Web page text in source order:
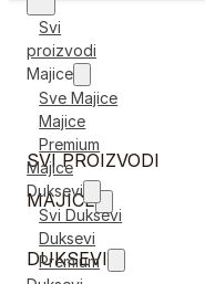
Svi
proizvodi
Majice
Sve Majice
Majice
Premium
Majice
Duksevi
Svi Duksevi
Duksevi
Premium
SVI PROIZVODI
MAJICE
DUKSEVI